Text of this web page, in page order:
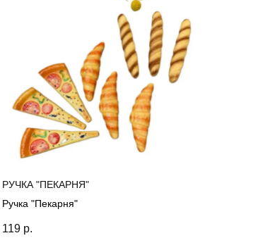
РУЧКА "ПЕКАРНЯ"
Ручка "Пекарня"
119 р.